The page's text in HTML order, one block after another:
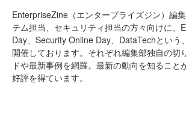
EnterpriseZine（エンタープライズジン）編
テム担当、セキュリティ担当の方々向けに、
Day、Security Online Day、DataTechという
開催しております。それぞれ編集部独自の切
ドや最新事例を網羅。最新の動向を知ること
好評を得ています。